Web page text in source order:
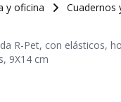
y oficina Cuadernos
R-Pet, con elásticos,
9X14 cm